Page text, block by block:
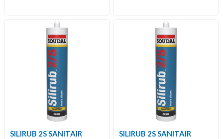
SILIRUB 2S SANITAIR
SILIRUB 2S SANITAIR